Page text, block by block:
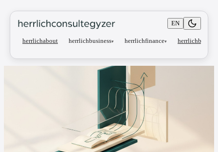
herrlichabout herrlichbusiness▾ herrlichfinance▾ herrlichblog
EN